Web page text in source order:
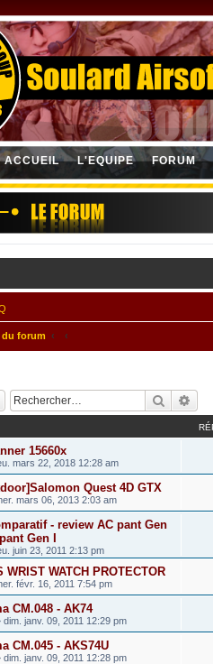
ACCUEIL L'EQUIPE FORUM
forum
15660x
mars 22, 2018 12:28 am
Quest 4D GTX
mars 06, 2013 2:03 am
- review AC pant Gen
Gen I
juin 23, 2011 2:13 pm
WRIST WATCH PROTECTOR
févr. 16, 2011 7:54 pm
CM.048 - AK74
dim. janv. 09, 2011 12:29 pm
CM.045 - AKS74U
dim. janv. 09, 2011 12:28 pm